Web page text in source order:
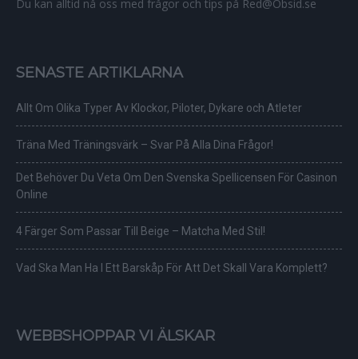
Du kan alltid nå oss med frågor och tips på Red@Obsid.se
SENASTE ARTIKLARNA
Allt Om Olika Typer Av Klockor, Piloter, Dykare och Atleter
Träna Med Träningsvärk – Svar På Alla Dina Frågor!
Det Behöver Du Veta Om Den Svenska Spellicensen För Casinon
Online
4 Färger Som Passar Till Beige – Matcha Med Stil!
Vad Ska Man Ha I Ett Barskåp För Att Det Skall Vara Komplett?
WEBBSHOPPAR VI ÄLSKAR